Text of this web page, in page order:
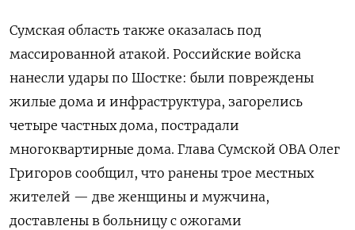
Сумская область также оказалась под
массированной атакой. Российские войска
нанесли удары по Шостке: были повреждены
жилые дома и инфраструктура, загорелись
четыре частных дома, пострадали
многоквартирные дома. Глава Сумской ОВА Олег
Григоров сообщил, что ранены трое местных
жителей — две женщины и мужчина,
доставлены в больницу с ожогами